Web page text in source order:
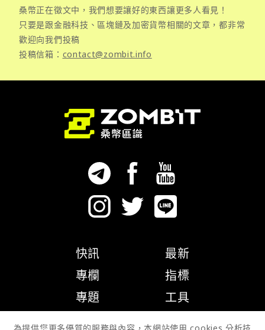
桑幣正在徵文中，我們想要讓好的東西讓更多人看見！
只要是跟金融科技、區塊鏈及加密貨幣相關的文章，都非常
歡迎向我們投稿
投稿信箱： contact@zombit.info
快訊
專欄
專題
最新
指標
工具